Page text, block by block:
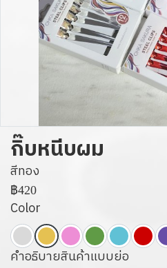
กิ๊บหนีบผม
สีทอง
฿420
Color
คำอธิบายสินค้าแบบย่อ